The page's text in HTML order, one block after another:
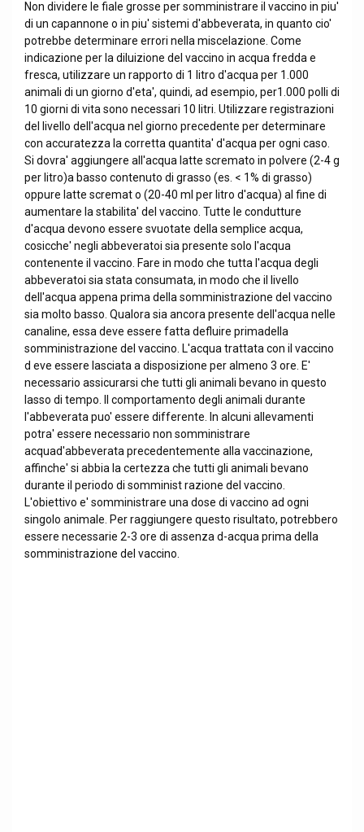
Non dividere le fiale grosse per somministrare il vaccino in piu'
di un capannone o in piu' sistemi d'abbeverata, in quanto cio'
potrebbe determinare errori nella miscelazione. Come
indicazione per la diluizione del vaccino in acqua fredda e
fresca, utilizzare un rapporto di 1 litro d'acqua per 1.000
animali di un giorno d'eta', quindi, ad esempio, per1.000 polli di
10 giorni di vita sono necessari 10 litri. Utilizzare registrazioni
del livello dell'acqua nel giorno precedente per determinare
con accuratezza la corretta quantita' d'acqua per ogni caso.
Si dovra' aggiungere all'acqua latte scremato in polvere (2-4 g
per litro)a basso contenuto di grasso (es. < 1% di grasso)
oppure latte scremat o (20-40 ml per litro d'acqua) al fine di
aumentare la stabilita' del vaccino. Tutte le condutture
d'acqua devono essere svuotate della semplice acqua,
cosicche' negli abbeveratoi sia presente solo l'acqua
contenente il vaccino. Fare in modo che tutta l'acqua degli
abbeveratoi sia stata consumata, in modo che il livello
dell'acqua appena prima della somministrazione del vaccino
sia molto basso. Qualora sia ancora presente dell'acqua nelle
canaline, essa deve essere fatta defluire primadella
somministrazione del vaccino. L'acqua trattata con il vaccino
d eve essere lasciata a disposizione per almeno 3 ore. E'
necessario assicurarsi che tutti gli animali bevano in questo
lasso di tempo. Il comportamento degli animali durante
l'abbeverata puo' essere differente. In alcuni allevamenti
potra' essere necessario non somministrare
acquad'abbeverata precedentemente alla vaccinazione,
affinche' si abbia la certezza che tutti gli animali bevano
durante il periodo di somminist razione del vaccino.
L'obiettivo e' somministrare una dose di vaccino ad ogni
singolo animale. Per raggiungere questo risultato, potrebbero
essere necessarie 2-3 ore di assenza d-acqua prima della
somministrazione del vaccino.